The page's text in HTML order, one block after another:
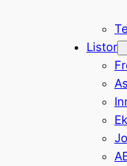
Listor